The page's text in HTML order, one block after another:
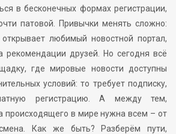
в бесконечных формах регистрации,
патовой. Привычки менять сложно:
любимый новостной портал,
рекомендации друзей. Но сегодня всё
где мировые новости доступны
условий: то требует подписку,
регистрацию. А между тем,
происходящего в мире нужна всем – от
Как же быть? Разберём пути,